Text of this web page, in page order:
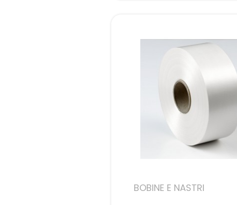
BOBINE E NASTRI